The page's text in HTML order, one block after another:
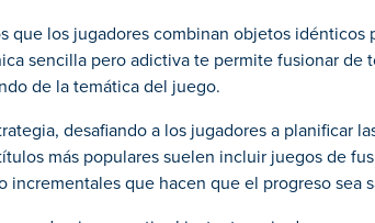
que los jugadores combinan objetos idénticos
sencilla pero adictiva te permite fusionar de
de la temática del juego.
desafiando a los jugadores a planificar
más populares suelen incluir juegos de
que hacen que el progreso sea